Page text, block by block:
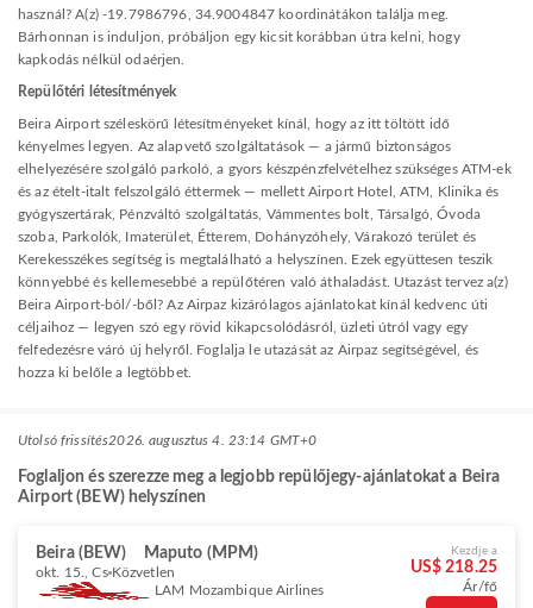
használ? A(z) -19.7986796, 34.9004847 koordinátákon találja meg.
Bárhonnan is induljon, próbáljon egy kicsit korábban útra kelni, hogy
kapkodás nélkül odaérjen.
Repülőtéri létesítmények
Beira Airport széleskörű létesítményeket kínál, hogy az itt töltött idő
kényelmes legyen. Az alapvető szolgáltatások — a jármű biztonságos
elhelyezésére szolgáló parkoló, a gyors készpénzfelvételhez szükséges ATM-ek
és az ételt-italt felszolgáló éttermek — mellett Airport Hotel, ATM, Klinika és
gyógyszertárak, Pénzváltó szolgáltatás, Vámmentes bolt, Társalgó, Óvoda
szoba, Parkolók, Imaterület, Étterem, Dohányzóhely, Várakozó terület és
Kerekesszékes segítség is megtalálható a helyszínen. Ezek együttesen teszik
könnyebbé és kellemesebbé a repülőtéren való áthaladást. Utazást tervez a(z)
Beira Airport-ból/-ből? Az Airpaz kizárólagos ajánlatokat kínál kedvenc úti
céljaihoz — legyen szó egy rövid kikapcsolódásról, üzleti útról vagy egy
felfedezésre váró új helyről. Foglalja le utazását az Airpaz segítségével, és
hozza ki belőle a legtöbbet.
Utolsó frissítés2026. augusztus 4. 23:14 GMT+0
Foglaljon és szerezze meg a legjobb repülőjegy-ajánlatokat a Beira
Airport (BEW) helyszínen
Beira (BEW) Maputo (MPM)
okt. 15., Cs Közvetlen
LAM Mozambique Airlines
Kezdje a
US$ 218.25
Ár/fő